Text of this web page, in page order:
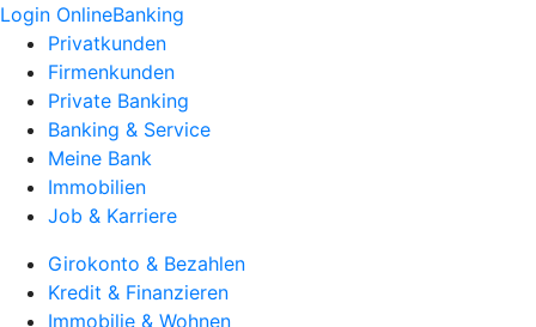
Login OnlineBanking
Privatkunden
Firmenkunden
Private Banking
Banking & Service
Meine Bank
Immobilien
Job & Karriere
Girokonto & Bezahlen
Kredit & Finanzieren
Immobilie & Wohnen